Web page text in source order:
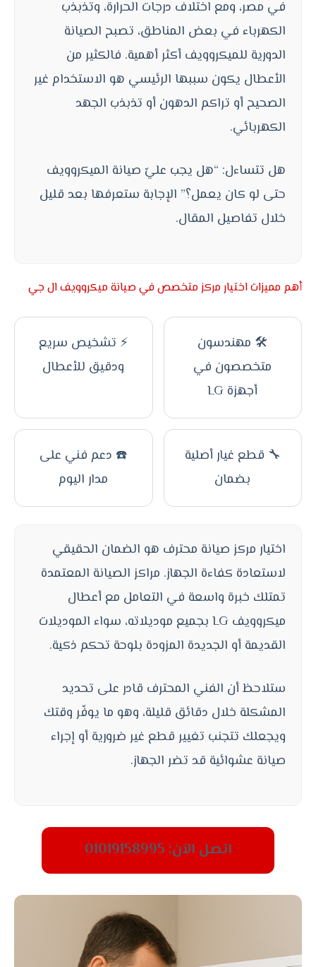
في مصر، ومع اختلاف درجات الحرارة، وتذبذب
الكهرباء في بعض المناطق، تصبح الصيانة
الدورية للميكروويف أكثر أهمية. فالكثير من
الأعطال يكون سببها الرئيسي هو الاستخدام غير
الصحيح أو تراكم الدهون أو تذبذب الجهد
الكهربائي.
هل تتساءل: “هل يجب عليّ صيانة الميكروويف
حتى لو كان يعمل؟” الإجابة ستعرفها بعد قليل
خلال تفاصيل المقال.
أهم مميزات اختيار مركز متخصص في صيانة ميكروويف ال جي
🛠️ مهندسون
متخصصون في
أجهزة LG
⚡ تشخيص سريع
ودقيق للأعطال
🔧 قطع غيار أصلية
بضمان
☎️ دعم فني على
مدار اليوم
اختيار مركز صيانة محترف هو الضمان الحقيقي
لاستعادة كفاءة الجهاز. مراكز الصيانة المعتمدة
تمتلك خبرة واسعة في التعامل مع أعطال
ميكروويف LG بجميع موديلاته، سواء الموديلات
القديمة أو الجديدة المزودة بلوحة تحكم ذكية.
ستلاحظ أن الفني المحترف قادر على تحديد
المشكلة خلال دقائق قليلة، وهو ما يوفّر وقتك
ويجعلك تتجنب تغيير قطع غير ضرورية أو إجراء
صيانة عشوائية قد تضر الجهاز.
اتصل الآن: 01019158995